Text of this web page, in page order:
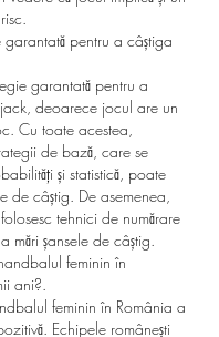
garantată pentru a câștiga
garantată pentru a
deoarece jocul are un
Cu toate acestea,
de bază, care se
și statistică, poate
de câștig. De asemenea,
tehnici de numărare
mări șansele de câștig.
feminin în
ani?.
feminin în România a
Echipele românești